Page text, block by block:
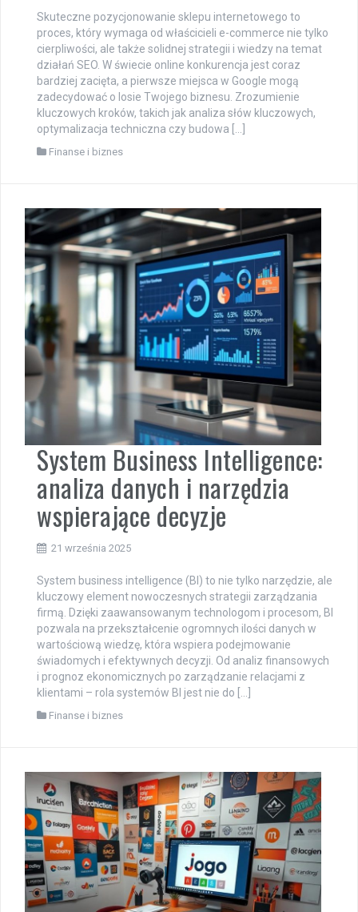
Skuteczne pozycjonowanie sklepu internetowego to
proces, który wymaga od właścicieli e-commerce nie tylko
cierpliwości, ale także solidnej strategii i wiedzy na temat
działań SEO. W świecie online konkurencja jest coraz
bardziej zacięta, a pierwsze miejsca w Google mogą
zadecydować o losie Twojego biznesu. Zrozumienie
kluczowych kroków, takich jak analiza słów kluczowych,
optymalizacja techniczna czy budowa […]
Finanse i biznes
System Business Intelligence:
analiza danych i narzędzia
wspierające decyzje
21 września 2025
System business intelligence (BI) to nie tylko narzędzie, ale
kluczowy element nowoczesnych strategii zarządzania
firmą. Dzięki zaawansowanym technologom i procesom, BI
pozwala na przekształcenie ogromnych ilości danych w
wartościową wiedzę, która wspiera podejmowanie
świadomych i efektywnych decyzji. Od analiz finansowych
i prognoz ekonomicznych po zarządzanie relacjami z
klientami – rola systemów BI jest nie do […]
Finanse i biznes